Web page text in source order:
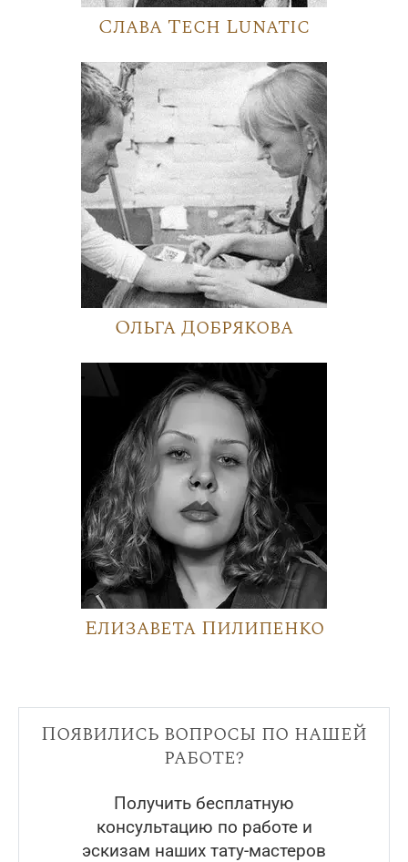
Слава Tech Lunatic
Ольга Добрякова
Елизавета Пилипенко
Появились вопросы по нашей
работе?
Получить бесплатную
консультацию по работе и
эскизам наших тату-мастеров